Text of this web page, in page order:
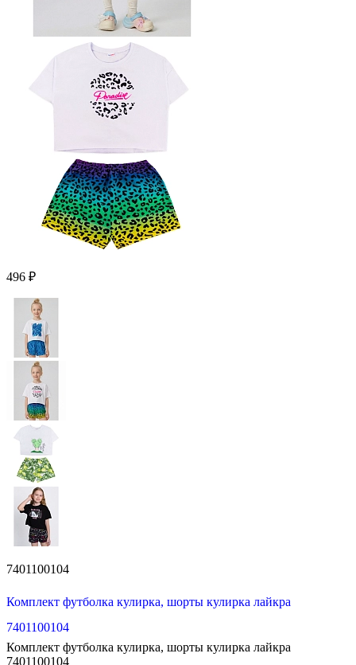
496 ₽
7401100104
Комплект футболка кулирка, шорты кулирка лайкра
7401100104
Комплект футболка кулирка, шорты кулирка лайкра
7401100104